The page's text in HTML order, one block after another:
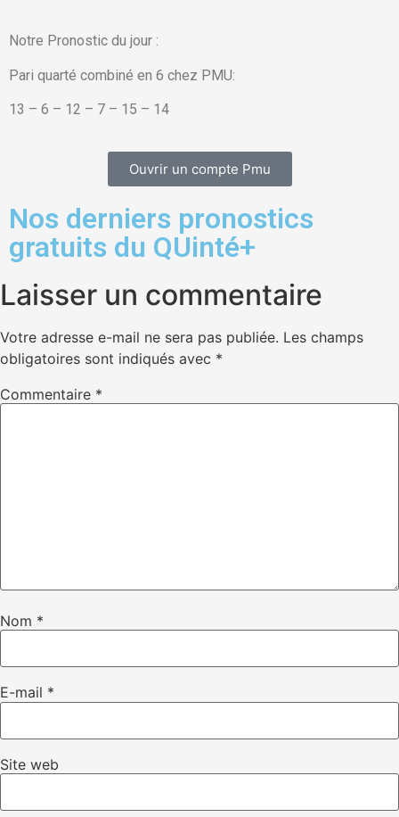
Notre Pronostic du jour :
Pari quarté combiné en 6 chez PMU:
13 – 6 – 12 – 7 – 15 – 14
Ouvrir un compte Pmu
Nos derniers pronostics
gratuits du QUinté+
Laisser un commentaire
Votre adresse e-mail ne sera pas publiée. Les champs
obligatoires sont indiqués avec *
Commentaire *
Nom *
E-mail *
Site web